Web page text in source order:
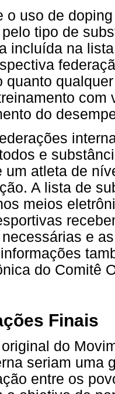
o uso de
tipo de
incluída na
quanto
com
do
e
um atleta de
A lista de
meios
e
do Comitê
Finais
do
seriam uma
entre os